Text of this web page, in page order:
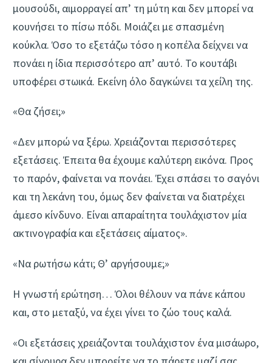
μουσούδι, αιμορραγεί απ’ τη μύτη και δεν μπορεί να
κουνήσει το πίσω πόδι. Μοιάζει με σπασμένη
κούκλα. Όσο το εξετάζω τόσο η κοπέλα δείχνει να
πονάει η ίδια περισσότερο απ’ αυτό. Το κουτάβι
υποφέρει στωικά. Εκείνη όλο δαγκώνει τα χείλη της.
«Θα ζήσει;»
«Δεν μπορώ να ξέρω. Χρειάζονται περισσότερες
εξετάσεις. Έπειτα θα έχουμε καλύτερη εικόνα. Προς
το παρόν, φαίνεται να πονάει. Έχει σπάσει το σαγόνι
και τη λεκάνη του, όμως δεν φαίνεται να διατρέχει
άμεσο κίνδυνο. Είναι απαραίτητα τουλάχιστον μία
ακτινογραφία και εξετάσεις αίματος».
«Να ρωτήσω κάτι; Θ’ αργήσουμε;»
Η γνωστή ερώτηση… Όλοι θέλουν να πάνε κάπου
και, στο μεταξύ, να έχει γίνει το ζώο τους καλά.
«Οι εξετάσεις χρειάζονται τουλάχιστον ένα μισάωρο,